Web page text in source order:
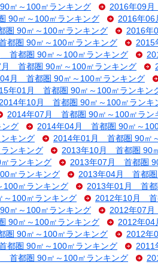
㎡～100㎡ランキング 2016年09
90㎡～100㎡ランキング 2016年
90㎡～100㎡ランキング 2016年
都圏 90㎡～100㎡ランキング 2015
首都圏 90㎡～100㎡ランキング
首都圏 90㎡～100㎡ランキング
月 首都圏 90㎡～100㎡ランキング
年01月 首都圏 90㎡～100㎡ランキン
年10月 首都圏 90㎡～100㎡ランキ
2014年07月 首都圏 90㎡～100㎡ラン
グ
2014年04月 首都圏 90㎡～
キング 2014年01月 首都圏 90㎡
ンキング 2013年10月 首都圏 90
ランキング 2013年07月 首都圏
㎡ランキング 2013年04月 首都圏
㎡ランキング 2013年01月 首都
100㎡ランキング 2012年10月 首
㎡～100㎡ランキング 2012年07
90㎡～100㎡ランキング 2012年
90㎡～100㎡ランキング 2012年
都圏 90㎡～100㎡ランキング 2011
首都圏 90㎡～100㎡ランキング